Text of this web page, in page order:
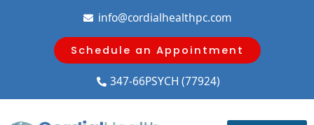
info@cordialhealthpc.com
Schedule an Appointment
347-66PSYCH (77924)